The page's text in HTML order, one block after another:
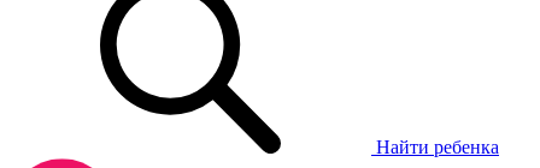
Найти ребенка